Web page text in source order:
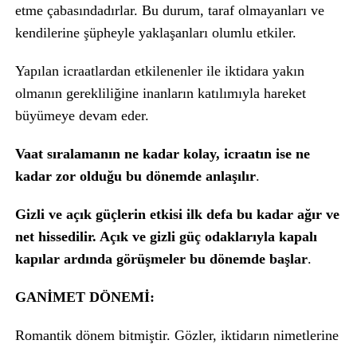
etme çabasındadırlar. Bu durum, taraf olmayanları ve
kendilerine şüpheyle yaklaşanları olumlu etkiler.
Yapılan icraatlardan etkilenenler ile iktidara yakın
olmanın gerekliliğine inanların katılımıyla hareket
büyümeye devam eder.
Vaat sıralamanın ne kadar kolay, icraatın ise ne
kadar zor olduğu bu dönemde anlaşılır.
Gizli ve açık güçlerin etkisi ilk defa bu kadar ağır ve
net hissedilir. Açık ve gizli güç odaklarıyla kapalı
kapılar ardında görüşmeler bu dönemde başlar.
GANİMET DÖNEMİ:
Romantik dönem bitmiştir. Gözler, iktidarın nimetlerine